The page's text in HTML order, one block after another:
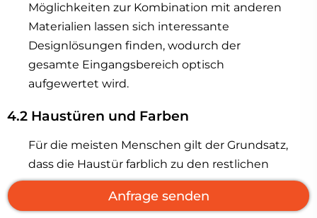
Anfrage senden
Möglichkeiten zur Kombination mit anderen
Materialien lassen sich interessante
Designlösungen finden, wodurch der
gesamte Eingangsbereich optisch
aufgewertet wird.
4.2 Haustüren und Farben
Für die meisten Menschen gilt der Grundsatz,
dass die Haustür farblich zu den restlichen
Baukastenmöbeln passen muss. Die farbliche
Betonung des Eingangsbereichs und der Tür